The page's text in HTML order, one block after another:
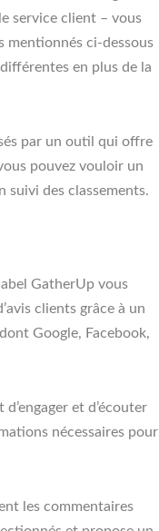
service client – vous
mentionnés ci-dessous
en plus de la
par un outil qui offre
pouvez vouloir un
suivi des classements.
GatherUp vous
clients grâce à un
Google, Facebook,
et d’écouter
nécessaires pour
les commentaires